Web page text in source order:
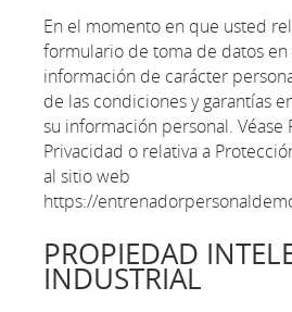
En el momento en que usted
formulario de toma de datos
información de carácter
de las condiciones y garantías
su información personal. Véase
Privacidad o relativa a
al sitio web
https://
PROPIEDAD
INDUSTRIAL